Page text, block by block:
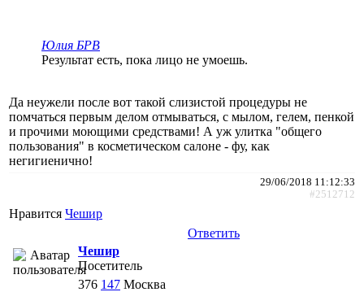
Юлия БРВ
Результат есть, пока лицо не умоешь.
Да неужели после вот такой слизистой процедуры не
помчаться первым делом отмываться, с мылом, гелем, пенкой
и прочими моющими средствами! А уж улитка "общего
пользования" в косметическом салоне - фу, как
негигиенично!
29/06/2018 11:12:33
#2512712
Нравится Чешир
Ответить
Чешир
Посетитель
376 147 Москва